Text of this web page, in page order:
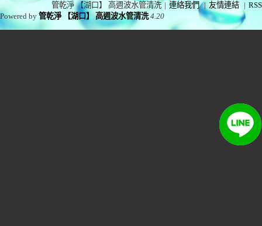
管乾淨 【湖口】 高週波水管清洗 | 連絡我們 | 友情連結 | RSS
Powered by管乾淨 【湖口】 高週波水管清洗 4.20